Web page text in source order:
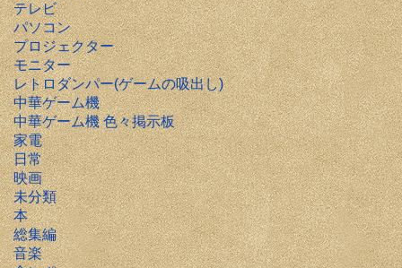
テレビ
パソコン
プロジェクター
モニター
レトロダンパー(ゲームの吸出し)
中華ゲーム機
中華ゲーム機 色々掲示板
家電
日常
映画
未分類
本
総集編
音楽